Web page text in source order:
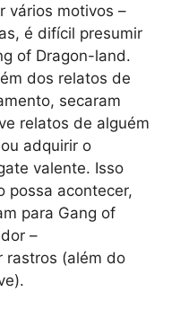
vários motivos –
é difícil presumir
of Dragon-land.
dos relatos de
secaram
relatos de alguém
adquirir o
valente. Isso
possa acontecer,
para Gang of
–
rastros (além do